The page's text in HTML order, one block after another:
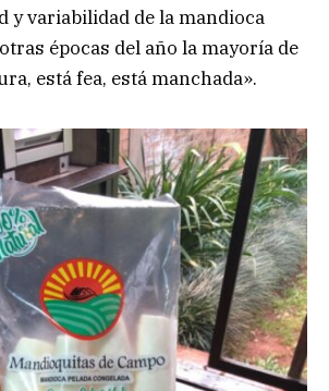
y variabilidad de la mandioca
épocas del año la mayoría de
está fea, está manchada».